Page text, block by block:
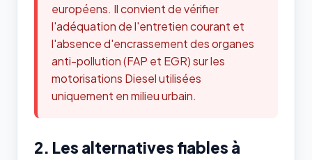
européens. Il convient de vérifier
l'adéquation de l'entretien courant et
l'absence d'encrassement des organes
anti-pollution (FAP et EGR) sur les
motorisations Diesel utilisées
uniquement en milieu urbain.
2. Les alternatives fiables à